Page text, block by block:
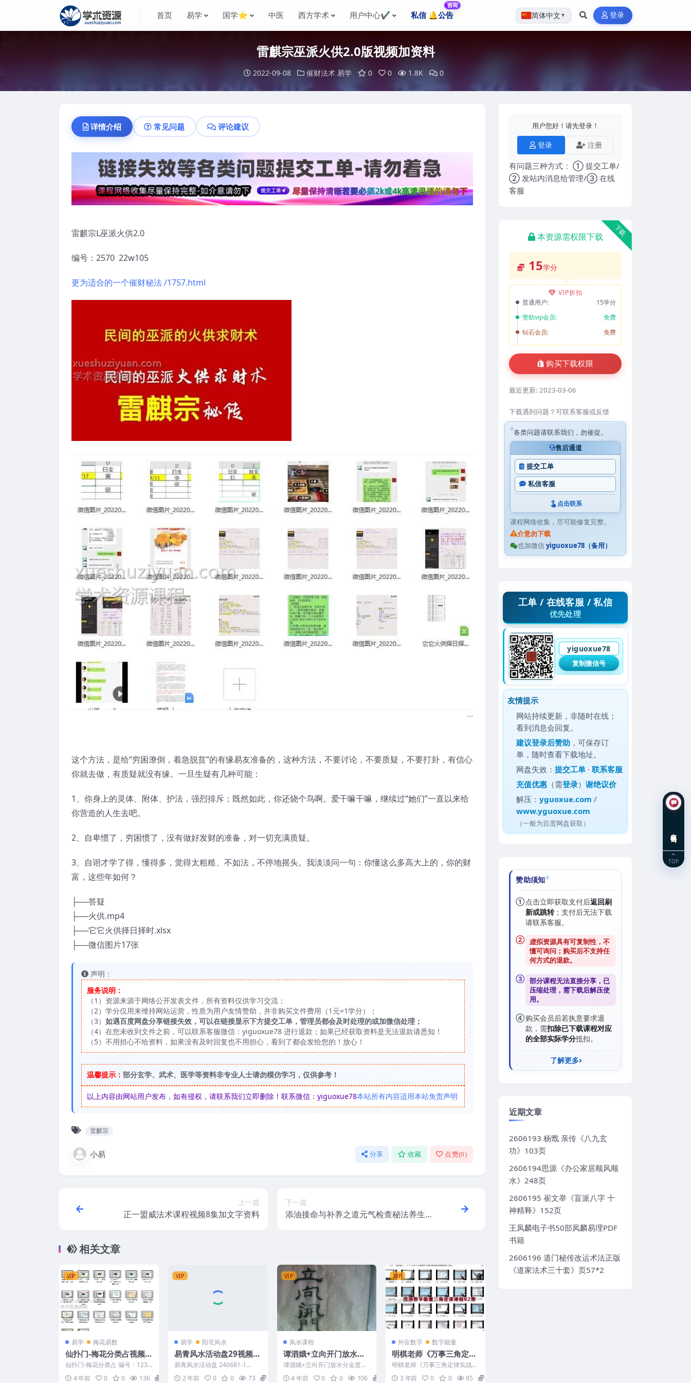
首页 易学 国学⭐ 中医 西方学术 用户中心✔️ 私信 🔔公告
咨询
简体中文 ▼ 登录
雷麒宗巫派火供2.0版视频加资料
2022-09-08 催财法术 易学 0 0 1.8K 0
详情介绍 常见问题 评论建议
雷麒宗L巫派火供2.0
编号：2570 22w105
更为适合的一个催财秘法 /1757.html
这个方法，是给“穷困潦倒，着急脱贫”的有缘易友准备的，这种方法，不要讨论，不要质疑，不要打卦，有信心
你就去做，有质疑就没有缘。一旦生疑有几种可能：
1、你身上的灵体、附体、护法，强烈排斥；既然如此，你还烧个鸟啊。爱干嘛干嘛，继续过“她们”一直以来给
你营造的人生去吧。
2、自卑惯了，穷困惯了，没有做好发财的准备，对一切充满质疑。
3、自诩才学了得，懂得多，觉得太粗糙、不如法，不停地摇头。我淡淡问一句：你懂这么多高大上的，你的财
富，这些年如何？
├──答疑
├──火供.mp4
├──它它火供择日择时.xlsx
├──微信图片17张
声明：
服务说明：
（1）资源来源于网络公开发表文件，所有资料仅供学习交流；
（2）学分仅用来维持网站运营，性质为用户友情赞助，并非购买文件费用（1元=1学分）；
（3） 如遇百度网盘分享链接失效，可以在链接显示下方提交工单，管理员都会及时处理的或加微信处理；
（4）在您未收到文件之前，可以联系客服微信：yiguoxue78 进行退款；如果已经获取资料是无法退款请悉知！
（5）不用担心不给资料，如果没有及时回复也不用担心，看到了都会发给您的！放心！
温馨提示： 部分玄学、武术、医学等资料非专业人士请勿模仿学习，仅供参考！
以上内容由网站用户发布，如有侵权，请联系我们立即删除！联系微信：yiguoxue78本站所有内容适用本站免责声明
雷麒宗
小易 分享 收藏 点赞(0)
上一篇
正一盟威法术课程视频8集加文字资料
下一篇
添油接命与补养之道元气检查秘法养生视
相关文章
VIP
易学 梅花易数
仙扑门-梅花分类占视频
合集
仙扑门-梅花分类占 编号：1231
C877 00梅花易数必备基础
（全） 01技法...
4 年前 0 0 136
VIP
易学 阳宅风水
易青风水活动盘29视频课
程
易青风水活动盘 240681-1
（1） 1 .mp4 10 .mp4 11 .m...
2 年前 0 0 73
VIP
风水课程
谭泗娥+立向开门放水分
金度数全书pdf
谭泗娥+立向开门放水分金度数
全书 编号 221596A294
4 年前 0 0 106
VIP
外应数字 数字能量
明棋老师《万事三角定律
实战指导精华班》82集视
频课程
明棋老师《万事三角定律实战指
导精华班》82集 Y2309-169 0
1、【辅导课...
3 年前 0 0 85
用户您好！请先登录！
登录 注册
有问题三种方式： ① 提交工单/
② 发站内消息给管理/③ 在线
客服
下载
本资源需权限下载
15学分
VIP折扣
普通用户:
15学分
赞助vip会员:
免费
钻石会员:
免费
购买下载权限
最近更新: 2023-03-06
下载遇到问题？可联系客服或反馈
各类问题请联系我们，勿催促。
售后通道
提交工单
私信客服
点击联系
课程网络收集，尽可能修复完整。
介意勿下载
也加微信yiguoxue78（备用）
工单 / 在线客服 / 私信
优先处理
yiguoxue78
复制微信号
友情提示
网站持续更新，非随时在线；
看到消息会回复。
建议登录后赞助 ，可保存订
单，随时查看下载地址。
网盘失效：提交工单 ·联系客服
充值优惠 （需登录）谢绝议价
解压：yguoxue.com /
www.yguoxue.com
（一般为百度网盘获取）
赞助须知
①点击立即获取支付后返回刷
新或跳转；支付后无法下载
请联系客服。
②
虚拟资源具有可复制性，不
懂可询问；购买后不支持任
何方式的退款。
③ 部分课程无法直接分享，已
压缩处理，需下载后解压使
用。
④购买会员后若执意要求退
款，需扣除已下载课程对应
的全部实际学分抵扣。
了解更多
近期文章
2606193 杨戬 亲传《八九玄
功》103页
2606194思源《办公家居顺风顺
水》248页
2606195 崔文举《盲派八字 十
神精释》152页
王凤麟电子书50部凤麟易理PDF
书籍
2606196 道门秘传改运术法正版
《道家法术三十套》页57*2
TOP